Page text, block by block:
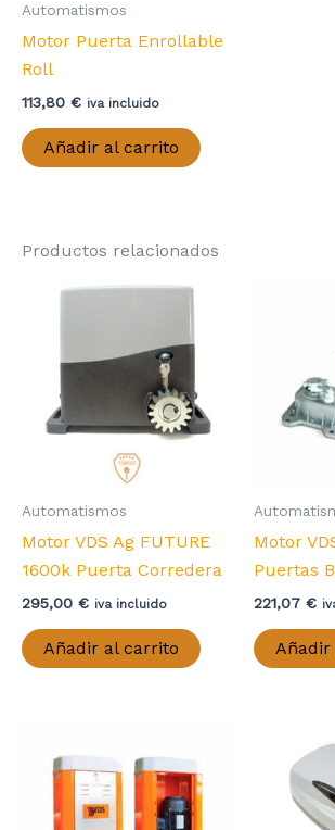
Automatismos
Motor Puerta Enrollable
Roll
113,80 € iva incluido
Añadir al carrito
Productos relacionados
Automatismos
Motor VDS Ag FUTURE
1600k Puerta Corredera
295,00 € iva incluido
Añadir al carrito
Motor
Puertas
221,07 €